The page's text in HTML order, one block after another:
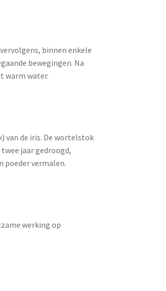
binnen enkele
bewegingen. Na
warm water.
de iris. De wortelstok
jaar gedroogd,
poeder vermalen.
werking op